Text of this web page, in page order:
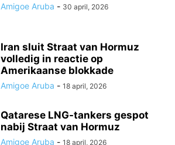
Amigoe Aruba - 30 april, 2026
Iran sluit Straat van Hormuz
volledig in reactie op
Amerikaanse blokkade
Amigoe Aruba - 18 april, 2026
Qatarese LNG-tankers gespot
nabij Straat van Hormuz
Amigoe Aruba - 18 april, 2026